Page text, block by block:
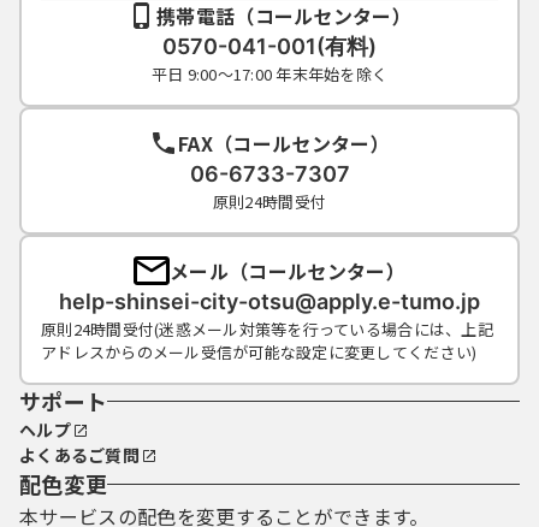
（３）本サービスに重大な障害その他やむを
得ない理由が生じた場合
（４）天災、事変など、非常事態が発生した
場合
６ 審査等の時間
本サービスを利用した大津市への申請等の
手続きは前記５の利用時間中随時受け付けま
すが、これらの審査等に係る事務処理は、原
則として当該手続き担当部署の執務時間内に
行います。
本サービスが障害またはその他の理由によ
り利用できなくなった場合には、利用者は、
携帯電話（コールセンター）
0570-041-001(有料)
平日 9:00～17:00 年末年始を除く
FAX（コールセンター）
06-6733-7307
原則24時間受付
メール（コールセンター）
help-shinsei-city-otsu@apply.e-tumo.jp
原則24時間受付(迷惑メール対策等を行っている場合には、上記
アドレスからのメール受信が可能な設定に変更してください)
サポート
ヘルプ
よくあるご質問
配色変更
本サービスの配色を変更することができます。